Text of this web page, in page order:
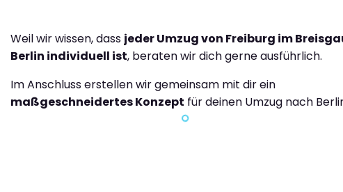
Weil wir wissen, dass jeder Umzug von Freiburg im
Berlin individuell ist, beraten wir dich gerne ausführlich.
Im Anschluss erstellen wir gemeinsam mit dir ein
maßgeschneidertes Konzept für deinen Umzug nach